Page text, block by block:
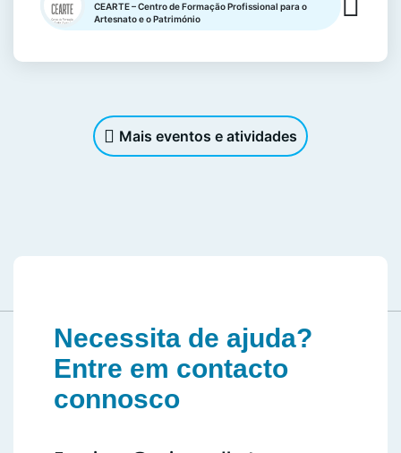
CEARTE – Centro de Formação Profissional para o
Artesnato e o Património
Mais eventos e atividades
Necessita de ajuda?
Entre em contacto
connosco